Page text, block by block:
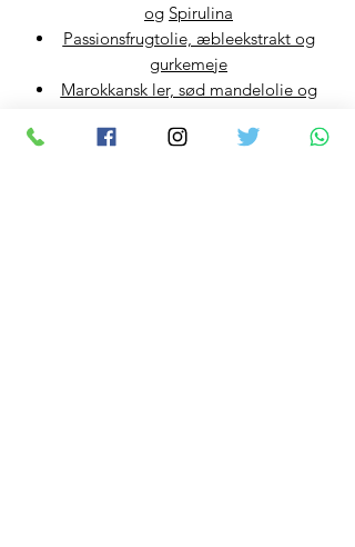
og Spirulina
Passionsfrugtolie, æbleekstrakt og
gurkemeje
Marokkansk ler, sød mandelolie og
Jasminblomstolie, bitter